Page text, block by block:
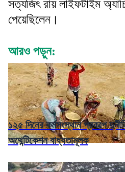
সত্যজিৎ রায় লাইফটাইম
পেয়েছিলেন।
আরও পড়ুন:
১২৫ দিনের কর্মসংস্থান প্রকল্পে দুর্নীতি রোধে
অথেন্টিকেশন বাধ্যতামূলক